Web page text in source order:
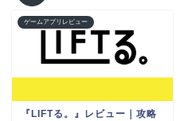
ゲームアプリレビュー
『LIFTる。』レビュー｜攻略